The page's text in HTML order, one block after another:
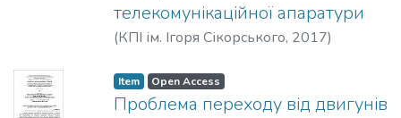
телекомунікаційної апаратури
(КПІ ім. Ігоря Сікорського, 2017)
Item Open Access
Проблема переходу від двигунів